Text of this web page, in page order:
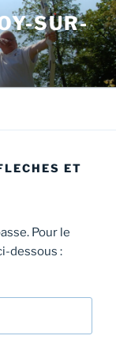
SUR-
ET
Pour le
dessous :